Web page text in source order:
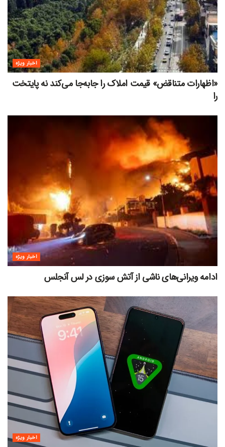
اخبار ویژه
«اظهارات متناقض» قیمت‌ املاک را جابه‌جا می‌کند نه پایتخت
را
اخبار ویژه
ادامه ویرانی‌های ناشی از آتش سوزی در لس آنجلس
اخبار ویژه